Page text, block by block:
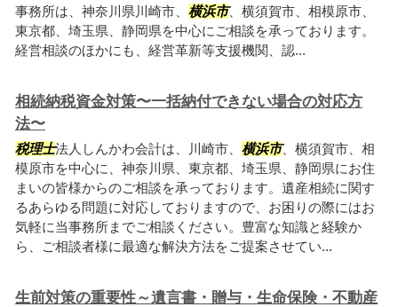
事務所は、神奈川県川崎市、 横浜市、横須賀市、相模原市、
東京都、埼玉県、静岡県を中心にご相談を承っております。
経営相談のほかにも、経営革新等支援機関、認...
相続納税資金対策〜一括納付できない場合の対応方
法〜
税理士法人しんかわ会計は、川崎市、 横浜市、横須賀市、相
模原市を中心に、神奈川県、東京都、埼玉県、静岡県にお住
まいの皆様からのご相談を承っております。遺産相続に関す
るあらゆる問題に対応しておりますので、お困りの際にはお
気軽に当事務所までご相談ください。豊富な知識と経験か
ら、ご相談者様に最適な解決方法をご提案させてい...
生前対策の重要性～遺言書・贈与・生命保険・不動産